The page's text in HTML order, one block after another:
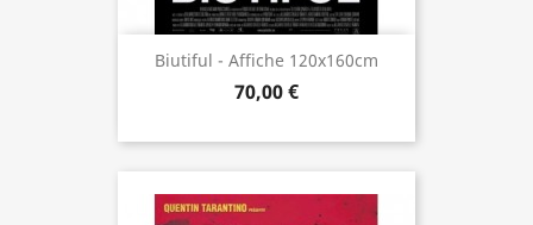
Biutiful - Affiche 120x160cm
70,00 €